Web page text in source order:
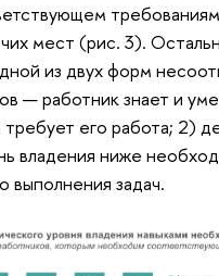
требованиям
мест (рис. 3).
из двух форм
— работник знает и
его работа; 2)
владения ниже
выполнения задач.